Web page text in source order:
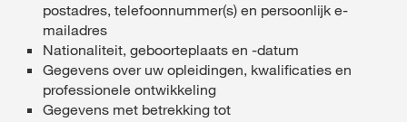
postadres, telefoonnummer(s) en persoonlijk e-
mailadres
Nationaliteit, geboorteplaats en -datum
Gegevens over uw opleidingen, kwalificaties en
professionele ontwikkeling
Gegevens met betrekking tot